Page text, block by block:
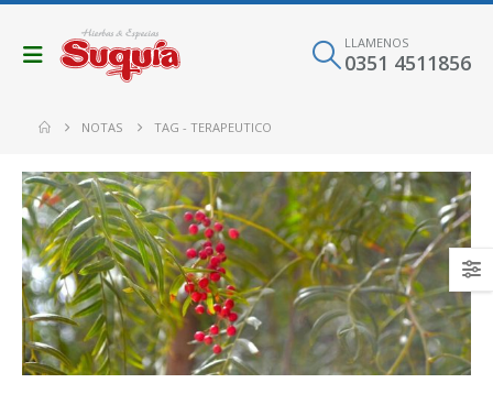
LLAMENOS
0351 4511856
NOTAS TAG -TERAPEUTICO